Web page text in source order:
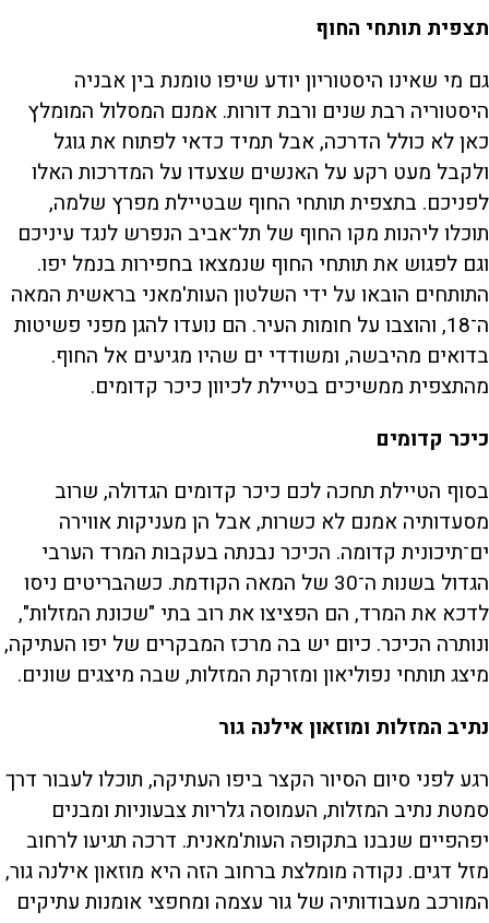
תצפית תותחי החוף
גם מי שאינו היסטוריון יודע שיפו טומנת בין אבניה
היסטוריה רבת שנים ורבת דורות. אמנם המסלול המומלץ
כאן לא כולל הדרכה, אבל תמיד כדאי לפתוח את גוגל
ולקבל מעט רקע על האנשים שצעדו על המדרכות האלו
לפניכם. בתצפית תותחי החוף שבטיילת מפרץ שלמה,
תוכלו ליהנות מקו החוף של תל־אביב הנפרש לנגד עיניכם
וגם לפגוש את תותחי החוף שנמצאו בחפירות בנמל יפו.
התותחים הובאו על ידי השלטון העות'מאני בראשית המאה
ה־18, והוצבו על חומות העיר. הם נועדו להגן מפני פשיטות
בדואים מהיבשה, ומשודדי ים שהיו מגיעים אל החוף.
מהתצפית ממשיכים בטיילת לכיוון כיכר קדומים.
כיכר קדומים
בסוף הטיילת תחכה לכם כיכר קדומים הגדולה, שרוב
מסעדותיה אמנם לא כשרות, אבל הן מעניקות אווירה
ים־תיכונית קדומה. הכיכר נבנתה בעקבות המרד הערבי
הגדול בשנות ה־30 של המאה הקודמת. כשהבריטים ניסו
לדכא את המרד, הם הפציצו את רוב בתי "שכונת המזלות",
ונותרה הכיכר. כיום יש בה מרכז המבקרים של יפו העתיקה,
מיצג תותחי נפוליאון ומזרקת המזלות, שבה מיצגים שונים.
נתיב המזלות ומוזאון אילנה גור
רגע לפני סיום הסיור הקצר ביפו העתיקה, תוכלו לעבור דרך
סמטת נתיב המזלות, העמוסה גלריות צבעוניות ומבנים
יפהפיים שנבנו בתקופה העות'מאנית. דרכה תגיעו לרחוב
מזל דגים. נקודה מומלצת ברחוב הזה היא מוזאון אילנה גור,
המורכב מעבודותיה של גור עצמה ומחפצי אומנות עתיקים